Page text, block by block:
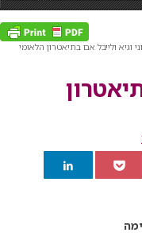
וגיא ולייבל אם בתיאטרון הלאומי